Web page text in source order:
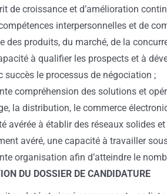
de croissance et d’amélioration
interpersonnelles et de
des produits, du marché, de la
à qualifier les prospects et à
succès le processus de négociation ;
compréhension des solutions et
la distribution, le commerce
avérée à établir des réseaux solides
avéré, une capacité à travailler
organisation afin d’atteindre le
DU DOSSIER DE CANDIDATURE